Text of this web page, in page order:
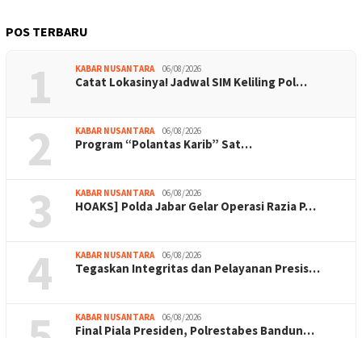
POS TERBARU
1 KABAR NUSANTARA 06/08/2026
Catat Lokasinya! Jadwal SIM Keliling Pol…
2 KABAR NUSANTARA 06/08/2026
Program “Polantas Karib” Sat…
3 KABAR NUSANTARA 06/08/2026
HOAKS] Polda Jabar Gelar Operasi Razia P…
4 KABAR NUSANTARA 06/08/2026
Tegaskan Integritas dan Pelayanan Presis…
KABAR NUSANTARA 06/08/2026
Final Piala Presiden, Polrestabes Bandun…